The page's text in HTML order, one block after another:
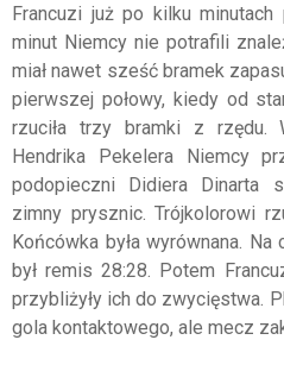
Francuzi już po kilku
minut Niemcy nie potrafili
miał nawet sześć bramek
pierwszej połowy, kiedy od
rzuciła trzy bramki z rzędu.
Hendrika Pekelera Niemcy
podopieczni Didiera Dinarta
zimny prysznic. Trójkolorowi
Końcówka była wyrównana.
był remis 28:28. Potem
przybliżyły ich do zwycięstwa.
gola kontaktowego, ale mecz